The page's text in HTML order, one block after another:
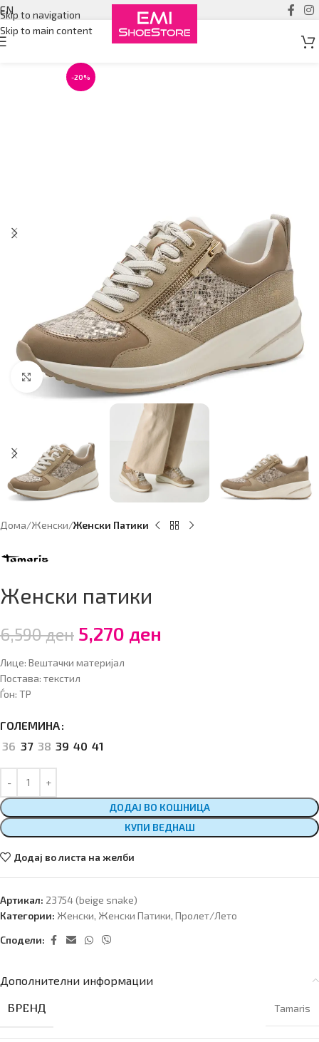
Skip to navigation
Skip to main content
EN
-20%
Click to enlarge
Дома Женски Женски Патики
Женски патики
6,590ден 5,270 ден
Лице: Вештачки материјал
Постава: текстил
Ѓон: ТP
ГОЛЕМИНА
36 37 38 39 40 41
ДОДАЈ ВО КОШНИЦА
КУПИ ВЕДНАШ
Додај во листа на желби
Артикал: 23754 (beige snake)
Категории: Женски, Женски Патики, Пролет/Лето
Сподели:
Дополнителни информации
БРЕНД Tamaris